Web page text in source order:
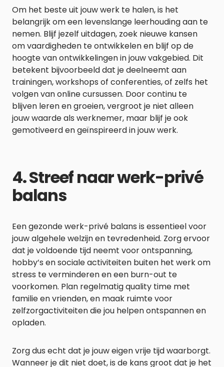
Om het beste uit jouw werk te halen, is het
belangrijk om een ​​levenslange leerhouding aan te
nemen. Blijf jezelf uitdagen, zoek nieuwe kansen
om vaardigheden te ontwikkelen en blijf op de
hoogte van ontwikkelingen in jouw vakgebied. Dit
betekent bijvoorbeeld dat je deelneemt aan
trainingen, workshops of conferenties, of zelfs het
volgen van online cursussen. Door continu te
blijven leren en groeien, vergroot je niet alleen
jouw waarde als werknemer, maar blijf je ook
gemotiveerd en geïnspireerd in jouw werk.
4. Streef naar werk-privé
balans
Een gezonde werk-privé balans is essentieel voor
jouw algehele welzijn en tevredenheid. Zorg ervoor
dat je voldoende tijd neemt voor ontspanning,
hobby’s en sociale activiteiten buiten het werk om
stress te verminderen en een burn-out te
voorkomen. Plan regelmatig quality time met
familie en vrienden, en maak ruimte voor
zelfzorgactiviteiten die jou helpen ontspannen en
opladen.
Zorg dus echt dat je jouw eigen vrije tijd waarborgt.
Wanneer je dit niet doet, is de kans groot dat je het